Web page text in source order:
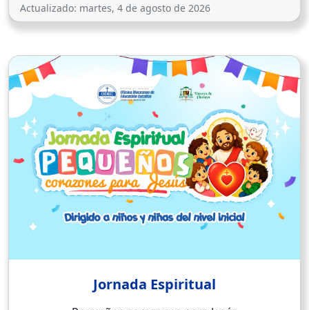
Actualizado: martes, 4 de agosto de 2026
Jornada Espiritual